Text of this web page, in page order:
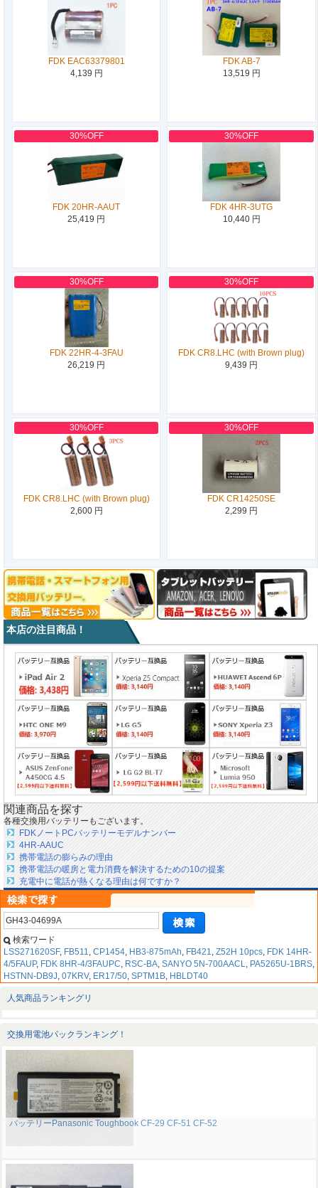
FDK EAC63379801
4,139 円
FDK AB-7
13,519 円
30%OFF
FDK 20HR-AAUT
25,419 円
30%OFF
FDK 4HR-3UTG
10,440 円
30%OFF
FDK 22HR-4-3FAU
26,219 円
30%OFF
FDK CR8.LHC (with Brown plug)
9,439 円
30%OFF
FDK CR8.LHC (with Brown plug)
2,600 円
30%OFF
FDK CR14250SE
2,299 円
本店の注目商品！
関連商品を探す
各種交換用バッテリーもございます。
FDKノートPCバッテリーモデルナンバー
4HR-AAUC
携帯電話の膨らみの理由
携帯電話の暖房と電力消費を解決するための10の提案
充電中に電話が熱くなる理由は何ですか？
検索ワード
LSS271620SF, FB511, CP1454, HB3-875mAh, FB421, Z52H 10pcs, FDK 14HR-
4/5FAUP, FDK 8HR-4/3FAUPC, RSC-BA, SANYO 5N-700AACL, PA5265U-1BRS,
HSTNN-DB9J, 07KRV, ER17/50, SPTM1B, HBLDT40
人気商品ランキングリ
交換用電池パックランキング！
バッテリーPanasonic Toughbook CF-29 CF-51 CF-52